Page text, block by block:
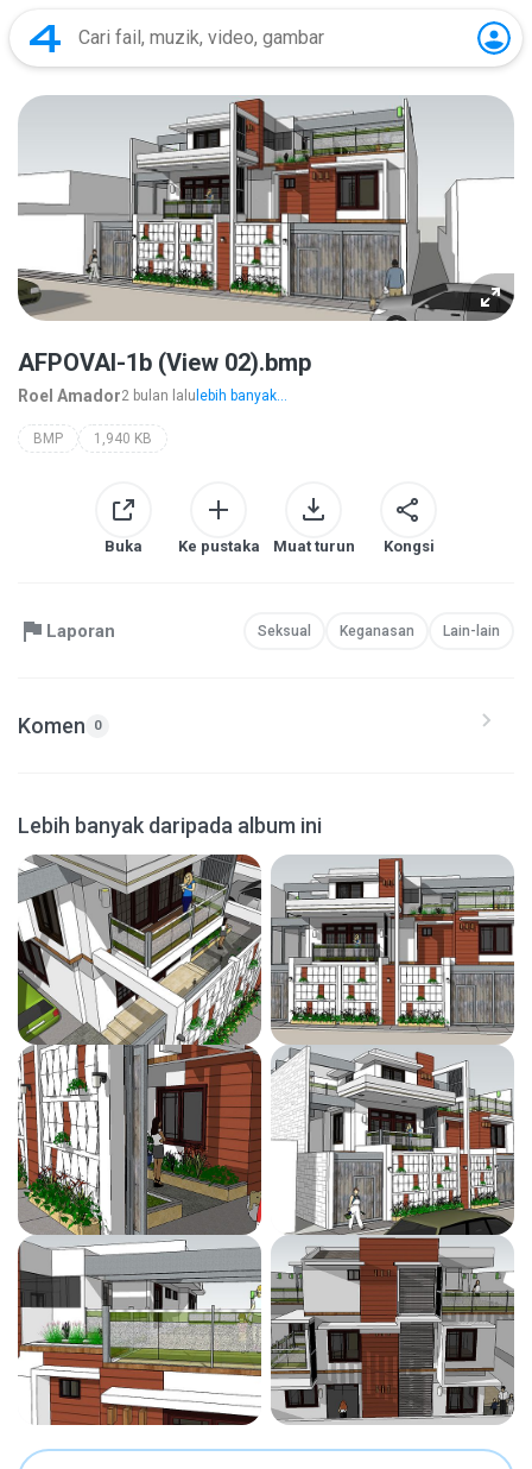
AFPOVAI-1b (View 02).bmp
Roel Amador2 bulan lalu lebih banyak...
BMP 1,940 KB
Buka Ke pustaka Muat turun Kongsi
Laporan Seksual Keganasan Lain-lain
Komen 0
Lebih banyak daripada album ini